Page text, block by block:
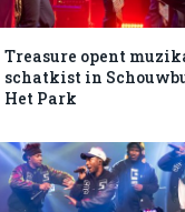
Treasure opent
schatkist in
Het Park